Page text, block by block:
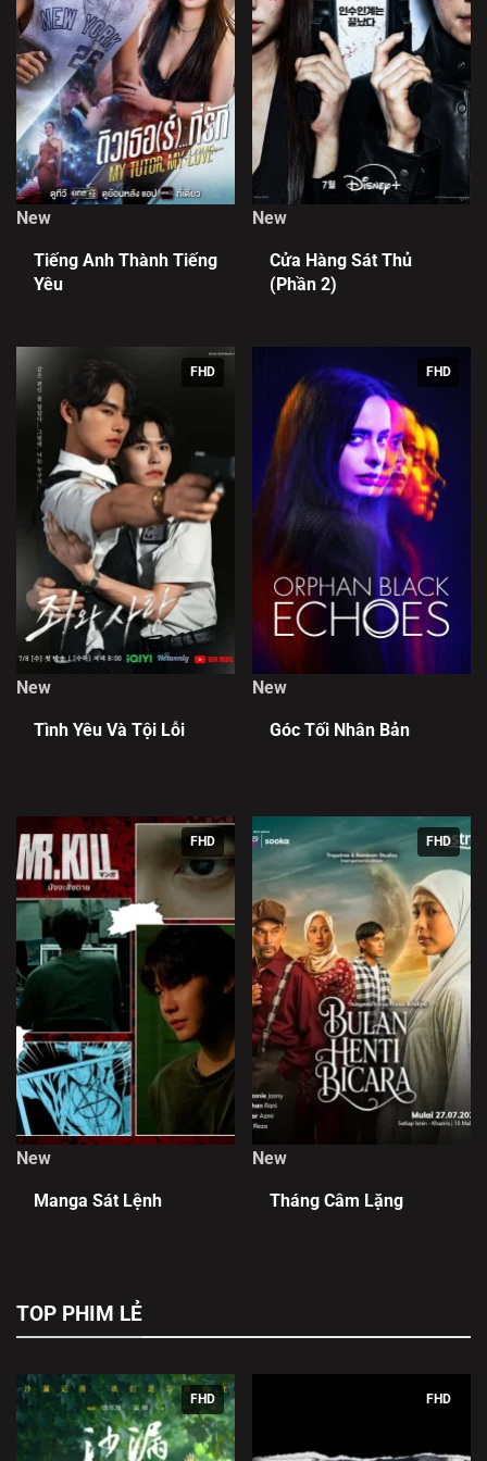
New
Tiếng Anh Thành Tiếng
Yêu
New
Cửa Hàng Sát Thủ
(Phần 2)
FHD
New
Tình Yêu Và Tội Lỗi
FHD
New
Góc Tối Nhân Bản
FHD
New
Manga Sát Lệnh
FHD
New
Tháng Câm Lặng
TOP PHIM LẺ
FHD FHD